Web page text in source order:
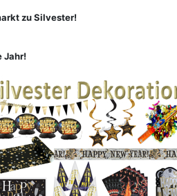
zu Silvester!
Jahr!